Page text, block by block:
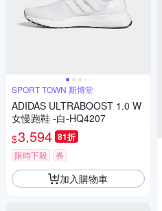
SPORT TOWN 斯博堂
ADIDAS ULTRABOOST 1.0 W
女慢跑鞋 -白-HQ4207
$3,594 81折
限時下殺 券
加入購物車